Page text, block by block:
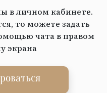
в личном кабинете.
то можете задать
чата в правом
экрана